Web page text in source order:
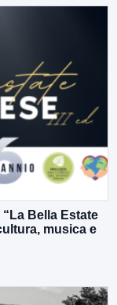
Bella Estate
musica e